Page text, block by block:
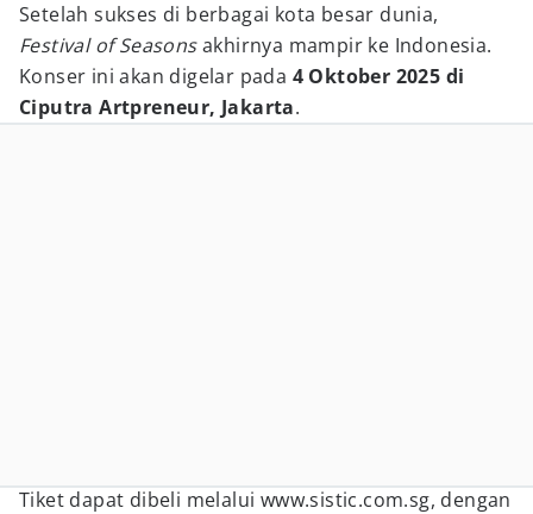
Setelah sukses di berbagai kota besar dunia,
Festival of Seasonsakhirnya mampir ke Indonesia.
Konser ini akan digelar pada 4 Oktober 2025 di
Ciputra Artpreneur, Jakarta.
Tiket dapat dibeli melalui www.sistic.com.sg, dengan